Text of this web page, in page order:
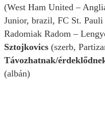
(West Ham United –
Junior, brazil, FC St. Pauli
Radomiak Radom –
Sztojkovics (szerb,
Távozhatnak/
(albán)